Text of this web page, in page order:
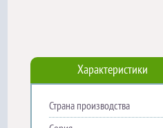
Характеристики
Страна производства